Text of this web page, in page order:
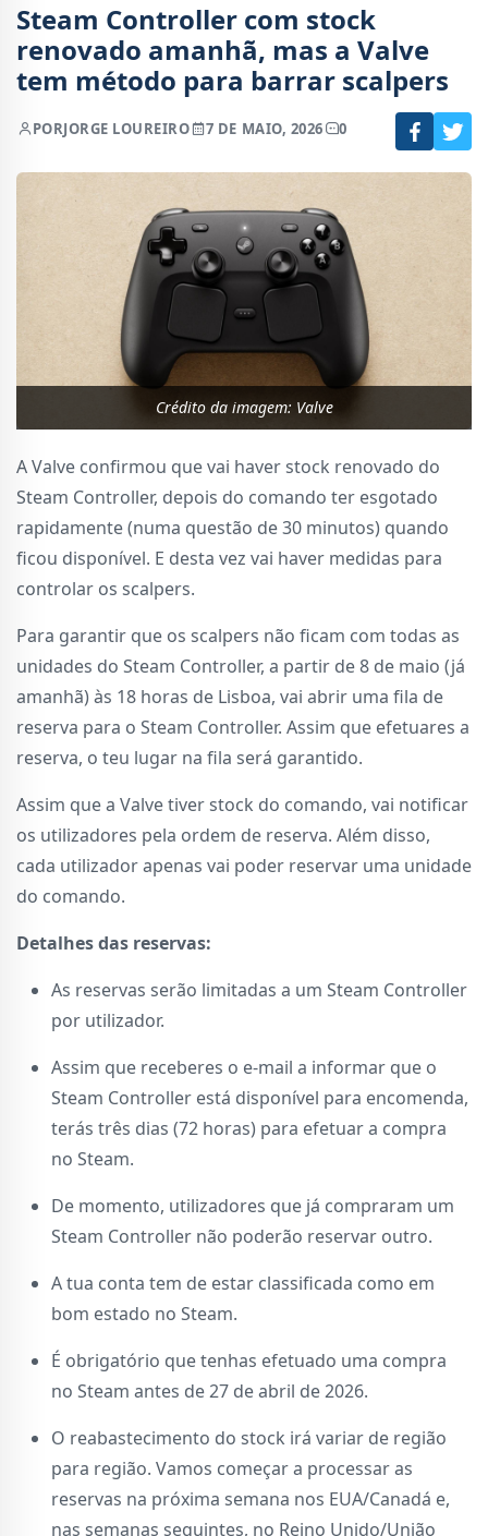
Steam Controller com stock
renovado amanhã, mas a Valve
tem método para barrar scalpers
PORJORGE LOUREIRO 7 DE MAIO, 2026 0
Crédito da imagem: Valve
A Valve confirmou que vai haver stock renovado do
Steam Controller, depois do comando ter esgotado
rapidamente (numa questão de 30 minutos) quando
ficou disponível. E desta vez vai haver medidas para
controlar os scalpers.
Para garantir que os scalpers não ficam com todas as
unidades do Steam Controller, a partir de 8 de maio (já
amanhã) às 18 horas de Lisboa, vai abrir uma fila de
reserva para o Steam Controller. Assim que efetuares a
reserva, o teu lugar na fila será garantido.
Assim que a Valve tiver stock do comando, vai notificar
os utilizadores pela ordem de reserva. Além disso,
cada utilizador apenas vai poder reservar uma unidade
do comando.
Detalhes das reservas:
As reservas serão limitadas a um Steam Controller
por utilizador.
Assim que receberes o e⁠-⁠mail a informar que o
Steam Controller está disponível para encomenda,
terás três dias (72 horas) para efetuar a compra
no Steam.
De momento, utilizadores que já compraram um
Steam Controller não poderão reservar outro.
A tua conta tem de estar classificada como em
bom estado no Steam.
É obrigatório que tenhas efetuado uma compra
no Steam antes de 27 de abril de 2026.
O reabastecimento do stock irá variar de região
para região. Vamos começar a processar as
reservas na próxima semana nos EUA/Canadá e,
nas semanas seguintes, no Reino Unido/União